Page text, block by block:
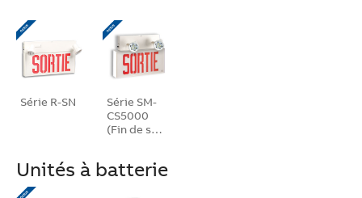
Série R-SN
Série SM-
CS5000
(Fin de s…
Unités à batterie